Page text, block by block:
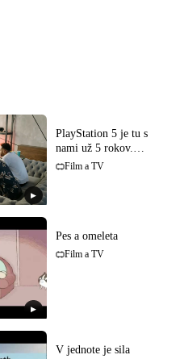
▶
PlayStation 5 je tu s
nami už 5 rokov.
Oplatí sa kúpiť?
Film a TV
▶
Pes a omeleta
Film a TV
V jednote je sila